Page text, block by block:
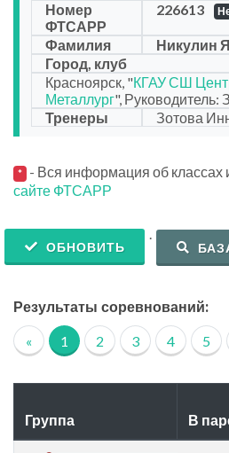
Номер
ФТСАРР
226613
Фамилия
Никулин
Город, клуб
Красноярск, "КГАУ СШ
Металлург", Руководитель:
Тренеры
Зотова
* - Вся информация об классах
сайте ФТСАРР
ОБНОВИТЬ
.
Результаты соревнований:
« 1 2 3 4 5
Группа В